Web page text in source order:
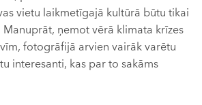
vietu laikmetīgajā kultūrā būtu tikai
ņemot vērā klimata krīzes
fotogrāfijā arvien vairāk varētu
interesanti, kas par to sakāms